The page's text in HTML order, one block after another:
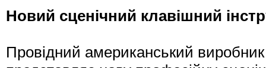
Новий сценічний клавішний
Провідний американський